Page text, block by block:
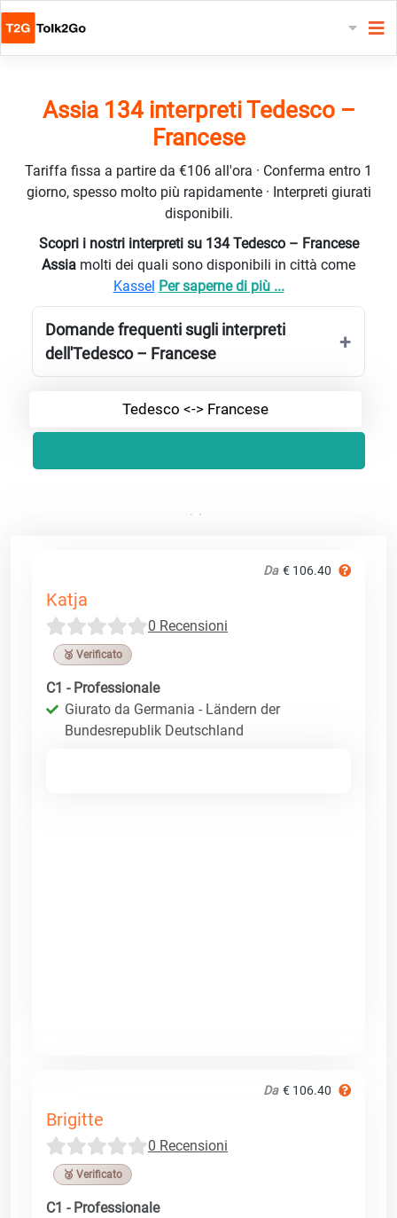
Assia 134 interpreti Tedesco –
Francese
Tariffa fissa a partire da €106 all'ora · Conferma entro 1
giorno, spesso molto più rapidamente · Interpreti giurati
disponibili.
Scopri i nostri interpreti su 134 Tedesco – Francese
Assia molti dei quali sono disponibili in città come
Kassel Per saperne di più ...
Domande frequenti sugli interpreti
dell'Tedesco – Francese
Tedesco <-> Francese
Da € 106.40
Katja
0 Recensioni
🥉 Verificato
C1 - Professionale
Giurato da Germania - Ländern der
Bundesrepublik Deutschland
Da € 106.40
Brigitte
0 Recensioni
🥉 Verificato
C1 - Professionale